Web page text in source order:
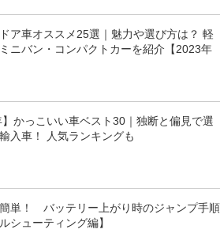
ア車オススメ25選｜魅力や選び方は？ 軽
ニバン・コンパクトカーを紹介【2023年
】かっこいい車ベスト30｜独断と偏見で選
入車！ 人気ランキングも
単！ バッテリー上がり時のジャンプ手順
シューティング編】